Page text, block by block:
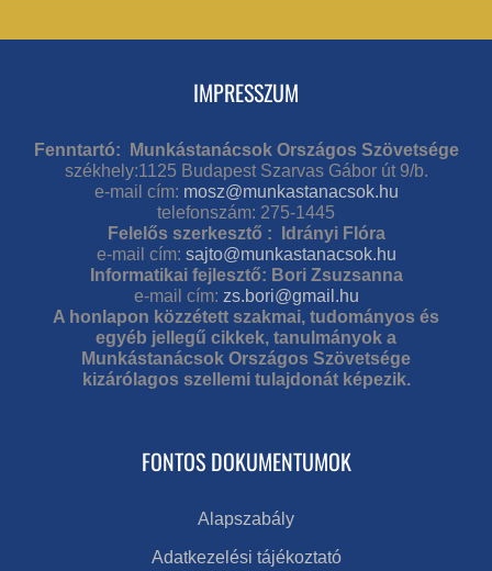
IMPRESSZUM
Fenntartó: Munkástanácsok Országos Szövetsége
székhely:1125 Budapest Szarvas Gábor út 9/b.
e-mail cím: mosz@munkastanacsok.hu
telefonszám: 275-1445
Felelős szerkesztő : Idrányi Flóra
e-mail cím: sajto@munkastanacsok.hu
Informatikai fejlesztő: Bori Zsuzsanna
e-mail cím: zs.bori@gmail.hu
A honlapon közzétett szakmai, tudományos és
egyéb jellegű cikkek, tanulmányok a
Munkástanácsok Országos Szövetsége
kizárólagos szellemi tulajdonát képezik.
FONTOS DOKUMENTUMOK
Alapszabály
Adatkezelési tájékoztató